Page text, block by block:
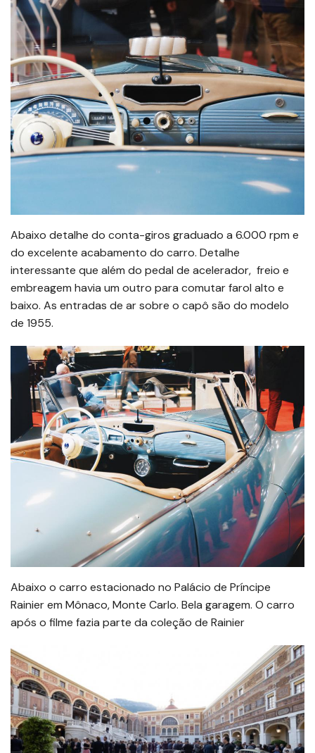
Abaixo detalhe do conta-giros graduado a 6.000 rpm e
do excelente acabamento do carro. Detalhe
interessante que além do pedal de acelerador, freio e
embreagem havia um outro para comutar farol alto e
baixo. As entradas de ar sobre o capô são do modelo
de 1955.
Abaixo o carro estacionado no Palácio de Príncipe
Rainier em Mônaco, Monte Carlo. Bela garagem. O carro
após o filme fazia parte da coleção de Rainier